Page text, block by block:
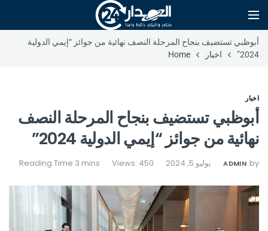
أبوظبي تستضيف بنجاح المرحلة النصف نهائية من جوائز “إيمي الدولية
2024”
اخبار Home
اخبار
أبوظبي تستضيف بنجاح المرحلة النصف
نهائية من جوائز “إيمي الدولية 2024”
by
ADMIN يوليو 5, 2024 Views: 450